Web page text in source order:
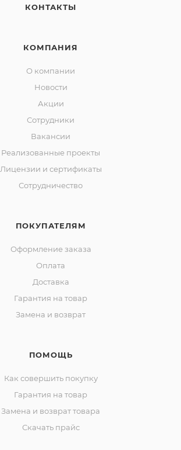
КОНТАКТЫ
КОМПАНИЯ
О компании
Новости
Акции
Сотрудники
Вакансии
Реализованные проекты
Лицензии и сертификаты
Сотрудничество
ПОКУПАТЕЛЯМ
Оформление заказа
Оплата
Доставка
Гарантия на товар
Замена и возврат
ПОМОЩЬ
Как совершить покупку
Гарантия на товар
Замена и возврат товара
Скачать прайс